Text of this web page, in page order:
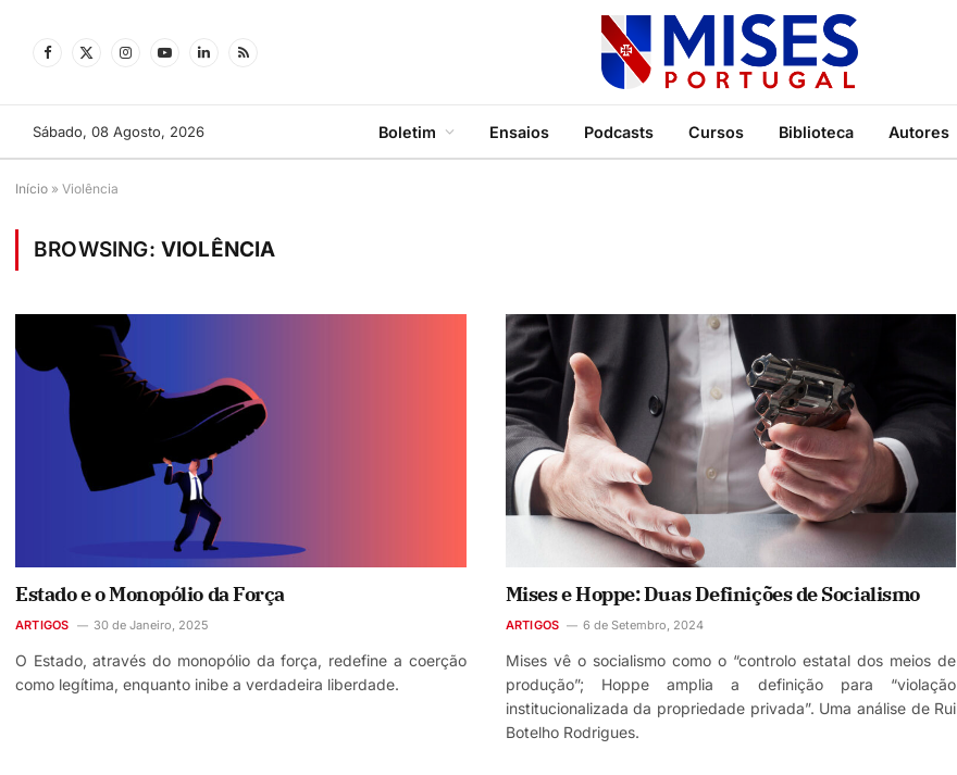
Facebook
X
InstagramYouTubeLinkedInRSS
Sábado, 08 Agosto, 2026 Boletim Ensaios Podcasts Cursos Biblioteca Autores
Início » Violência
BROWSING: VIOLÊNCIA
Estado e o Monopólio da Força
ARTIGOS 30 de Janeiro, 2025
O Estado, através do monopólio da força, redefine a coerção
como legítima, enquanto inibe a verdadeira liberdade.
Mises e Hoppe: Duas Definições de Socialismo
ARTIGOS 6 de Setembro, 2024
Mises vê o socialismo como o “controlo estatal dos meios de
produção”; Hoppe amplia a definição para “violação
institucionalizada da propriedade privada”. Uma análise de Rui
Botelho Rodrigues.